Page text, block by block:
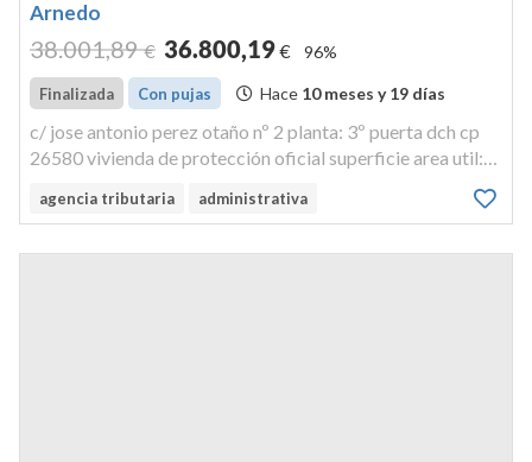
Arnedo
38.001,89 € 36.800,19€ 96%
Finalizada Con pujas Hace 10 meses y 19 días
c/ jose antonio perez otaño nº 2 planta: 3º puerta dch cp
26580 vivienda de protección oficial superficie area util:
10% 2% linderos: frente: con caja de escalera y finca
agencia tributaria administrativa